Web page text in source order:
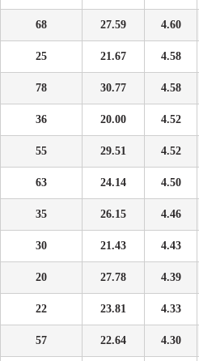
68 27.59 4.60
25 21.67 4.58
78 30.77 4.58
36 20.00 4.52
55 29.51 4.52
63 24.14 4.50
35 26.15 4.46
30 21.43 4.43
20 27.78 4.39
22 23.81 4.33
57 22.64 4.30